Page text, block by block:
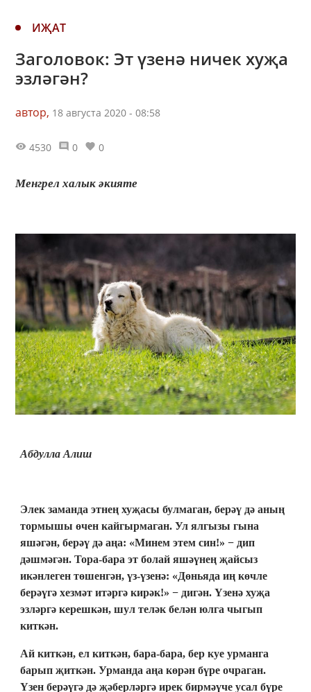
ИҖАТ
Заголовок: Эт үзенә ничек хуҗа
эзләгән?
автор, 18 августа 2020 - 08:58
4530 0 0
Менгрел халык әкияте
Абдулла Алиш
Элек заманда этнең хуҗасы булмаган, берәү дә аның
тормышы өчен кайгырмаган. Ул ялгызы гына
яшәгән, берәү дә аңа: «Минем этем син!» − дип
дәшмәгән. Тора-бара эт болай яшәүнең җайсыз
икәнлеген төшенгән, үз-үзенә: «Дөньяда иң көчле
берәүгә хезмәт итәргә кирәк!» − дигән. Үзенә хуҗа
эзләргә керешкән, шул теләк белән юлга чыгып
киткән.
Ай киткән, ел киткән, бара-бара, бер куе урманга
барып җиткән. Урманда аңа көрән бүре очраган.
Үзен берәүгә дә җәберләргә ирек бирмәүче усал бүре